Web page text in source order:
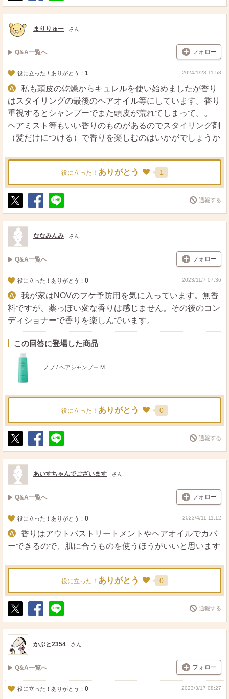
ポ
ス
ト
シ
ェ
送
る
まりりゅー さん
Q&A一覧へ フォロー
役に立った！ありがとう： 1 2024/1/28 11:58
私も頭皮の乾燥からキュレルを使い始めましたが香り
はスタイリングの最後のヘアオイル等にしています。香り
重視するとシャンプーでまた頭皮が荒れてしまって。。
ヘアミスト等もいい香りのものがあるのでスタイリング剤
（髪だけにつける）で香りを楽しむのはいかがでしょうか
役に立った！ ありがとう 1
ポ
ス
ト
シ
ェ
送
る
通報する
ななみんみ さん
Q&A一覧へ フォロー
役に立った！ありがとう： 0 2023/11/7 07:36
我が家はNOVのフケ予防用を気に入っています。無香
料ですが、薬っぽい変な香りは感じません。その後のコン
ディショナーで香りを楽しんでいます。
この回答に登場した商品
ノブ / ヘアシャンプー M
役に立った！ ありがとう 0
ポ
ス
ト
シ
ェ
送
る
通報する
あいすちゃんでございます さん
Q&A一覧へ フォロー
役に立った！ありがとう： 0 2023/4/11 11:12
香りはアウトバストリートメントやヘアオイルでカバ
ーできるので、肌に合うものを使うほうがいいと思います
役に立った！ ありがとう 0
ポ
ス
ト
シ
ェ
送
る
通報する
かぶと2354 さん
Q&A一覧へ フォロー
役に立った！ありがとう： 0 2023/3/17 08:27